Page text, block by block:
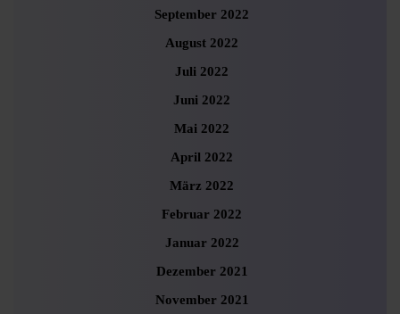
September 2022
August 2022
Juli 2022
Juni 2022
Mai 2022
April 2022
März 2022
Februar 2022
Januar 2022
Dezember 2021
November 2021